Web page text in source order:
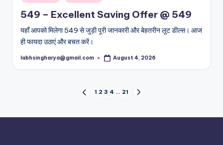
in
549 – Excellent Saving Offer @ 549
यहाँ आपको मिलेगा 549 से जुड़ी पूरी जानकारी और बेहतरीन लूट डील्स। आज
ही फायदा उठाएं और बचत करें।
Posted
labhsingharya@gmail.com August 4, 2026
pagination
PREVIOUS
1 2 3 4 … 21